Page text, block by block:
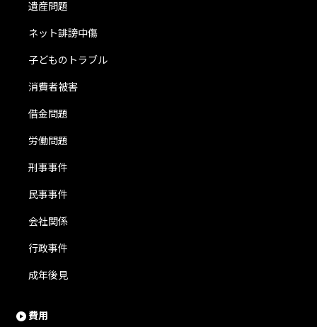
遺産問題
ネット誹謗中傷
子どものトラブル
消費者被害
借金問題
労働問題
刑事事件
民事事件
会社関係
行政事件
成年後見
費用